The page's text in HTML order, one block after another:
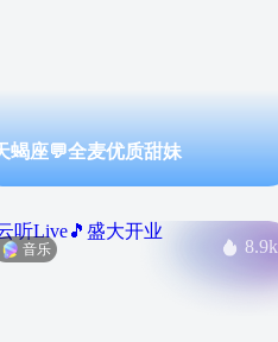
蝎座💬全麦优质甜妹
音乐 8.9k